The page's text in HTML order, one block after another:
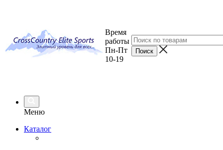
Время
работы
Пн-Пт
10-19
Меню
Каталог